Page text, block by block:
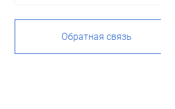
Обратная связь